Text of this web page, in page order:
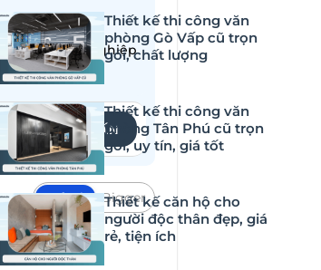
nghề nghiệp
YÊU CẦU TƯ VẤN
Default Bigger
tài chính thấp. Để
cần có cách bố trí
Thiết kế thi công văn
phòng Gò Vấp cũ trọn
gói, chất lượng
Thiết kế thi công văn
phòng Tân Phú cũ trọn
gói, uy tín, giá tốt
Thiết kế căn hộ cho
người độc thân đẹp, giá
rẻ, tiện ích